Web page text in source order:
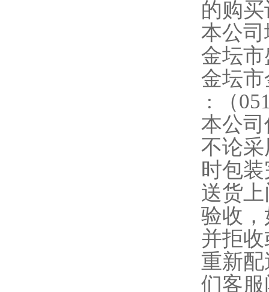
的购
本公
金坛
金坛
:
（
本公
不论
时包
送货
验收
并拒
重新
们客